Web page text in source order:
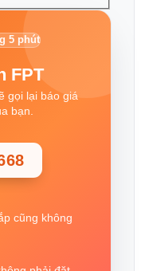
5 phút
FPT
gọi lại báo giá
bạn.
cũng không